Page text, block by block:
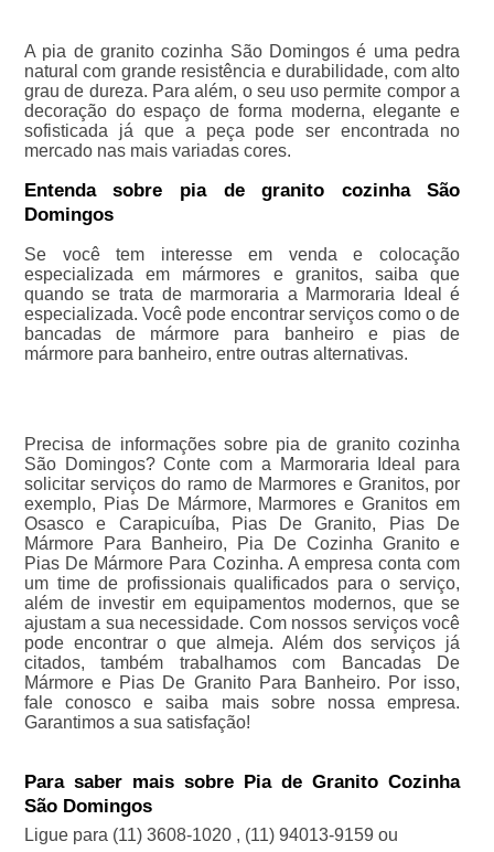
A pia de granito cozinha São Domingos é uma pedra
natural com grande resistência e durabilidade, com alto
grau de dureza. Para além, o seu uso permite compor a
decoração do espaço de forma moderna, elegante e
sofisticada já que a peça pode ser encontrada no
mercado nas mais variadas cores.
Entenda sobre pia de granito cozinha São
Domingos
Se você tem interesse em venda e colocação
especializada em mármores e granitos, saiba que
quando se trata de marmoraria a Marmoraria Ideal é
especializada. Você pode encontrar serviços como o de
bancadas de mármore para banheiro e pias de
mármore para banheiro, entre outras alternativas.
Precisa de informações sobre pia de granito cozinha
São Domingos? Conte com a Marmoraria Ideal para
solicitar serviços do ramo de Marmores e Granitos, por
exemplo, Pias De Mármore, Marmores e Granitos em
Osasco e Carapicuíba, Pias De Granito, Pias De
Mármore Para Banheiro, Pia De Cozinha Granito e
Pias De Mármore Para Cozinha. A empresa conta com
um time de profissionais qualificados para o serviço,
além de investir em equipamentos modernos, que se
ajustam a sua necessidade. Com nossos serviços você
pode encontrar o que almeja. Além dos serviços já
citados, também trabalhamos com Bancadas De
Mármore e Pias De Granito Para Banheiro. Por isso,
fale conosco e saiba mais sobre nossa empresa.
Garantimos a sua satisfação!
Para saber mais sobre Pia de Granito Cozinha
São Domingos
Ligue para (11) 3608-1020 , (11) 94013-9159 ou